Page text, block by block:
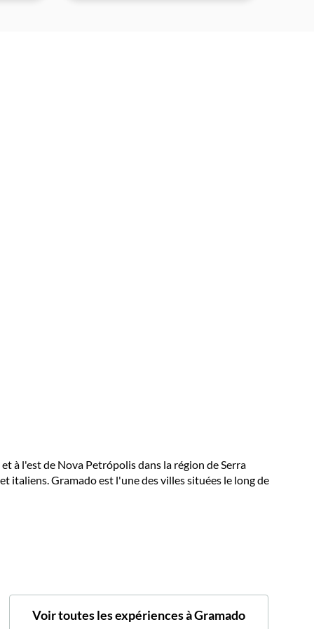
à l'est de Nova Petrópolis dans la région de Serra
italiens. Gramado est l'une des villes situées le long de
Voir toutes les expériences à Gramado